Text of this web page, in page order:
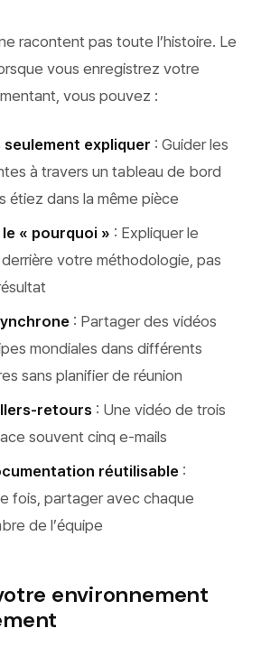
racontent pas toute l’histoire. Le
vous enregistrez votre
vous pouvez :
expliquer : Guider les
à travers un tableau de bord
étiez dans la même pièce
« pourquoi » : Expliquer le
votre méthodologie, pas
: Partager des vidéos
mondiales dans différents
sans planifier de réunion
retours : Une vidéo de trois
souvent cinq e-mails
réutilisable :
fois, partager avec chaque
de l’équipe
environnement